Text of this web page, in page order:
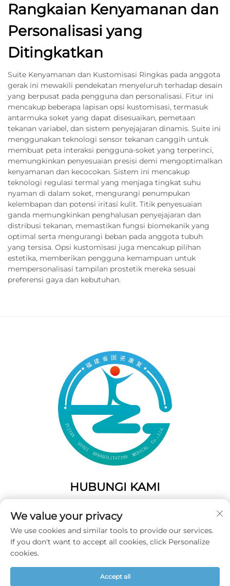
Rangkaian Kenyamanan dan
Personalisasi yang
Ditingkatkan
Suite Kenyamanan dan Kustomisasi Ringkas pada anggota
gerak ini mewakili pendekatan menyeluruh terhadap desain
yang berpusat pada pengguna dan personalisasi. Fitur ini
mencakup beberapa lapisan opsi kustomisasi, termasuk
antarmuka soket yang dapat disesuaikan, pemetaan
tekanan variabel, dan sistem penyejajaran dinamis. Suite ini
menggunakan teknologi sensor tekanan canggih untuk
membuat peta interaksi pengguna-soket yang terperinci,
memungkinkan penyesuaian presisi demi mengoptimalkan
kenyamanan dan kecocokan. Sistem ini mencakup
teknologi regulasi termal yang menjaga tingkat suhu
nyaman di dalam soket, mengurangi penumpukan
kelembapan dan potensi iritasi kulit. Titik penyesuaian
ganda memungkinkan penghalusan penyejajaran dan
distribusi tekanan, memastikan fungsi biomekanik yang
optimal serta mengurangi beban pada anggota tubuh
yang tersisa. Opsi kustomisasi juga mencakup pilihan
estetika, memberikan pengguna kemampuan untuk
mempersonalisasi tampilan prostetik mereka sesuai
preferensi gaya dan kebutuhan.
HUBUNGI KAMI
Tiongkok
Telp:+86-19859128239
E-Mail:
We value your privacy
We use cookies and similar tools to provide our services.
If you don't want to accept all cookies, click Personalize
cookies.
Accept all